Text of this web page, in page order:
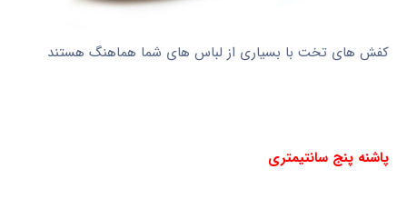
کفش های تخت با بسیاری از لباس های شما هماهنگ هستند
پاشنه پنج سانتیمتری